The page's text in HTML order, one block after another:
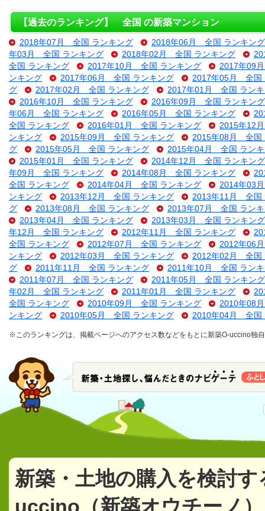
【過去のランキング】 全国 の新築マンション
2018年07月 全国 ランキング
2018年06月 全国 ランキング
年03月 全国 ランキング
2018年02月 全国 ランキング
全国 ランキング
2017年10月 全国 ランキング
2017年09
ンキング
2017年06月 全国 ランキング
2017年05月 全国
グ
2017年02月 全国 ランキング
2017年01月 全国 ランキ
2016年10月 全国 ランキング
2016年09月 全国 ランキング
年06月 全国 ランキング
2016年05月 全国 ランキング
全国 ランキング
2016年01月 全国 ランキング
2015年12
ンキング
2015年09月 全国 ランキング
2015年08月 全国
グ
2015年05月 全国 ランキング
2015年04月 全国 ランキ
2015年01月 全国 ランキング
2014年12月 全国 ランキング
年09月 全国 ランキング
2014年08月 全国 ランキング
全国 ランキング
2014年04月 全国 ランキング
2014年03
ンキング
2013年12月 全国 ランキング
2013年11月 全国
グ
2013年08月 全国 ランキング
2013年07月 全国 ランキ
2013年04月 全国 ランキング
2013年03月 全国 ランキング
年12月 全国 ランキング
2012年11月 全国 ランキング
全国 ランキング
2012年07月 全国 ランキング
2012年06
ンキング
2012年03月 全国 ランキング
2012年02月 全国
グ
2011年11月 全国 ランキング
2011年10月 全国 ランキ
2011年07月 全国 ランキング
2011年05月 全国 ランキング
年02月 全国 ランキング
2011年01月 全国 ランキング
全国 ランキング
2010年09月 全国 ランキング
2010年08
ンキング
2010年05月 全国 ランキング 2010年04月 全国
※このランキングは、掲載ページへのアクセス数などをもとに新築O-uccino独
新築・土地の購入を検討
uccino（新築オウチーノ